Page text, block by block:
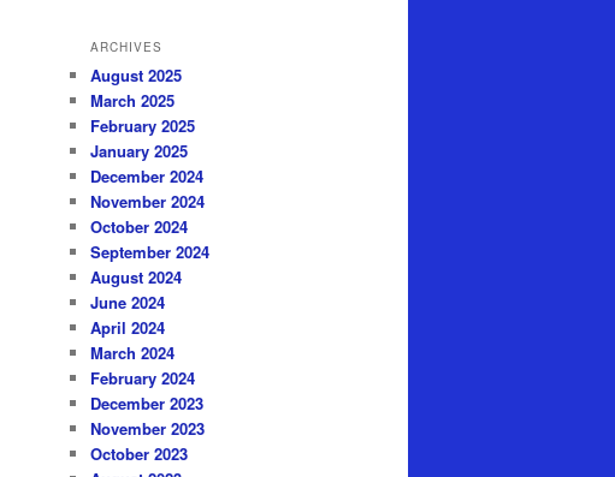
ARCHIVES
August 2025
March 2025
February 2025
January 2025
December 2024
November 2024
October 2024
September 2024
August 2024
June 2024
April 2024
March 2024
February 2024
December 2023
November 2023
October 2023